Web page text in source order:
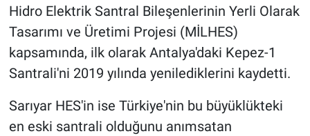
Hidro Elektrik Santral Bileşenlerinin Yerli Olarak
Tasarımı ve Üretimi Projesi (MİLHES)
kapsamında, ilk olarak Antalya'daki Kepez-1
Santrali'ni 2019 yılında yenilediklerini kaydetti.
Sarıyar HES'in ise Türkiye'nin bu büyüklükteki
en eski santrali olduğunu anımsatan